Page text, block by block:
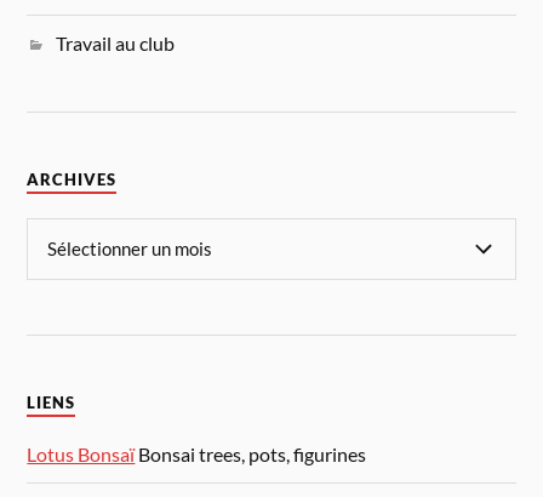
Travail au club
ARCHIVES
LIENS
Lotus BonsaïBonsai trees, pots, figurines